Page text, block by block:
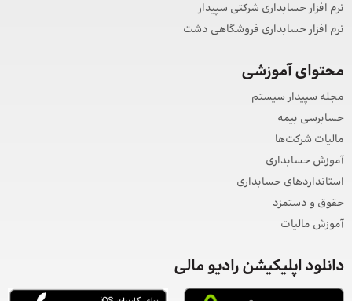
نرم افزار حسابداری شرکتی سپیدار
نرم افزار حسابداری فروشگاهی دشت
محتوای آموزشی
مجله سپیدار سیستم
حسابرسی بیمه
مالیات شرکت‌ها
آموزش حسابداری
استانداردهای حسابداری
حقوق و دستمزد
آموزش مالیات
دانلود اپلیکیشن رادیو مالی